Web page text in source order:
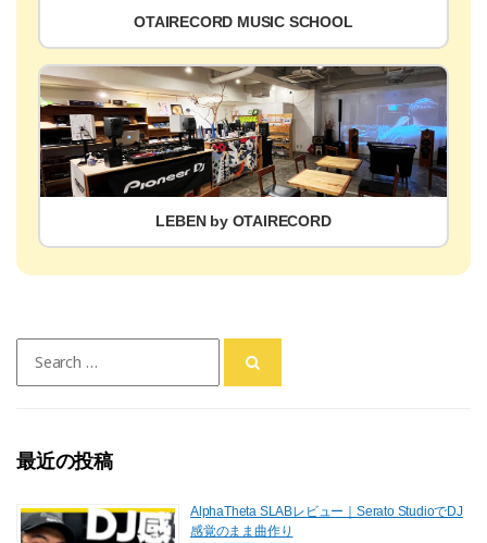
OTAIRECORD MUSIC SCHOOL
LEBEN by OTAIRECORD
for:
最近の投稿
AlphaTheta SLABレビュー｜Serato StudioでDJ
感覚のまま曲作り